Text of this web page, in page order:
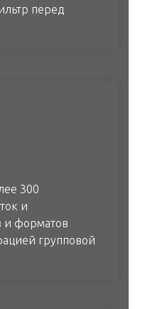
перед
300
и
и форматов
групповой